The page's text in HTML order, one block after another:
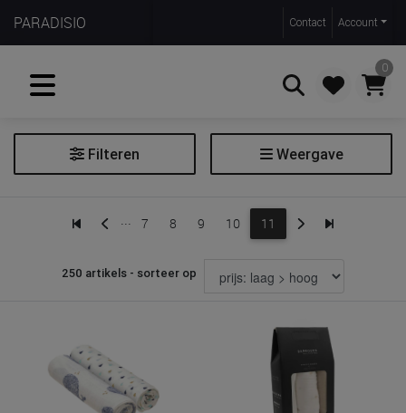
PARADISIO Contact Account
0
Zoeken
Filteren Weergave
... 7 8 9 10 11
250 artikels - sorteer op